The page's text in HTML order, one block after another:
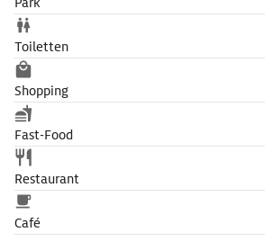
Toiletten
Shopping
Fast-Food
Restaurant
Café